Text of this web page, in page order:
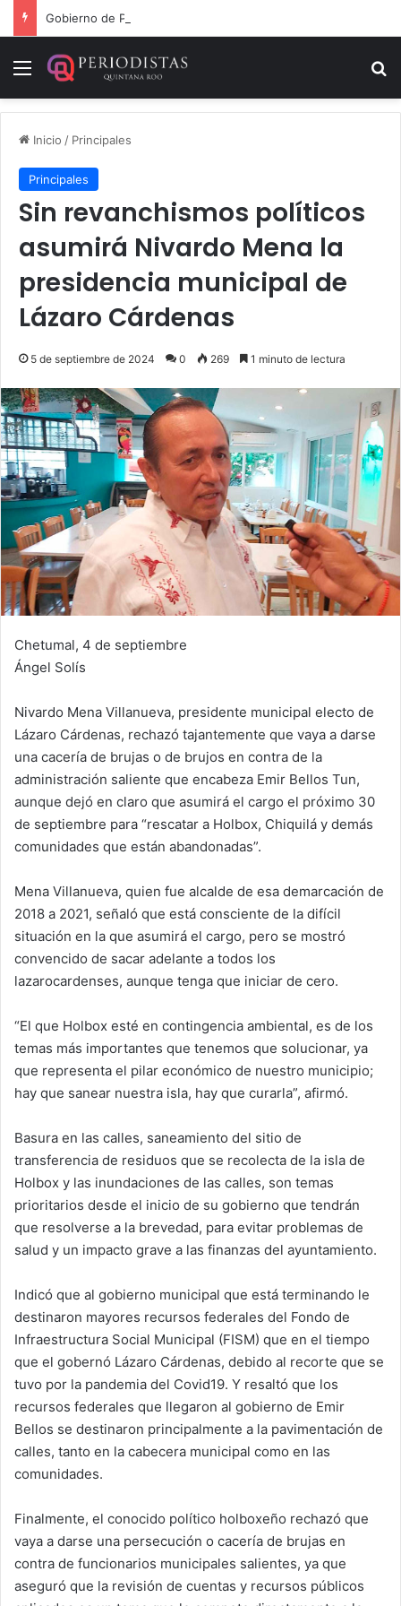
Menú
Inicio / Principales
Principales
Sin revanchismos políticos
asumirá Nivardo Mena la
presidencia municipal de
Lázaro Cárdenas
5 de septiembre de 2024 0 269 1 minuto de lectura
Chetumal, 4 de septiembre
Ángel Solís
Nivardo Mena Villanueva, presidente municipal electo de
Lázaro Cárdenas, rechazó tajantemente que vaya a darse
una cacería de brujas o de brujos en contra de la
administración saliente que encabeza Emir Bellos Tun,
aunque dejó en claro que asumirá el cargo el próximo 30
de septiembre para “rescatar a Holbox, Chiquilá y demás
comunidades que están abandonadas”.
Mena Villanueva, quien fue alcalde de esa demarcación de
2018 a 2021, señaló que está consciente de la difícil
situación en la que asumirá el cargo, pero se mostró
convencido de sacar adelante a todos los
lazarocardenses, aunque tenga que iniciar de cero.
“El que Holbox esté en contingencia ambiental, es de los
temas más importantes que tenemos que solucionar, ya
que representa el pilar económico de nuestro municipio;
hay que sanear nuestra isla, hay que curarla”, afirmó.
Basura en las calles, saneamiento del sitio de
transferencia de residuos que se recolecta de la isla de
Holbox y las inundaciones de las calles, son temas
prioritarios desde el inicio de su gobierno que tendrán
que resolverse a la brevedad, para evitar problemas de
salud y un impacto grave a las finanzas del ayuntamiento.
Indicó que al gobierno municipal que está terminando le
destinaron mayores recursos federales del Fondo de
Infraestructura Social Municipal (FISM) que en el tiempo
que el gobernó Lázaro Cárdenas, debido al recorte que se
tuvo por la pandemia del Covid19. Y resaltó que los
recursos federales que llegaron al gobierno de Emir
Bellos se destinaron principalmente a la pavimentación de
calles, tanto en la cabecera municipal como en las
comunidades.
Finalmente, el conocido político holboxeño rechazó que
vaya a darse una persecución o cacería de brujas en
contra de funcionarios municipales salientes, ya que
aseguró que la revisión de cuentas y recursos públicos